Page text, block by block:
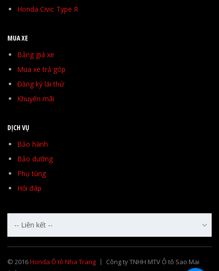
Honda Civic Type R
MUA XE
Bảng giá xe
Mua xe trả góp
Đăng ký lái thử
Khuyến mãi
DỊCH VỤ
Bảo hành
Bảo dưỡng
Phụ tùng
Hỏi đáp
-- Liên kết --
© 2016Honda Ô tô Nha Trang
Công ty TNHH MTV Ô tô Sao Mai